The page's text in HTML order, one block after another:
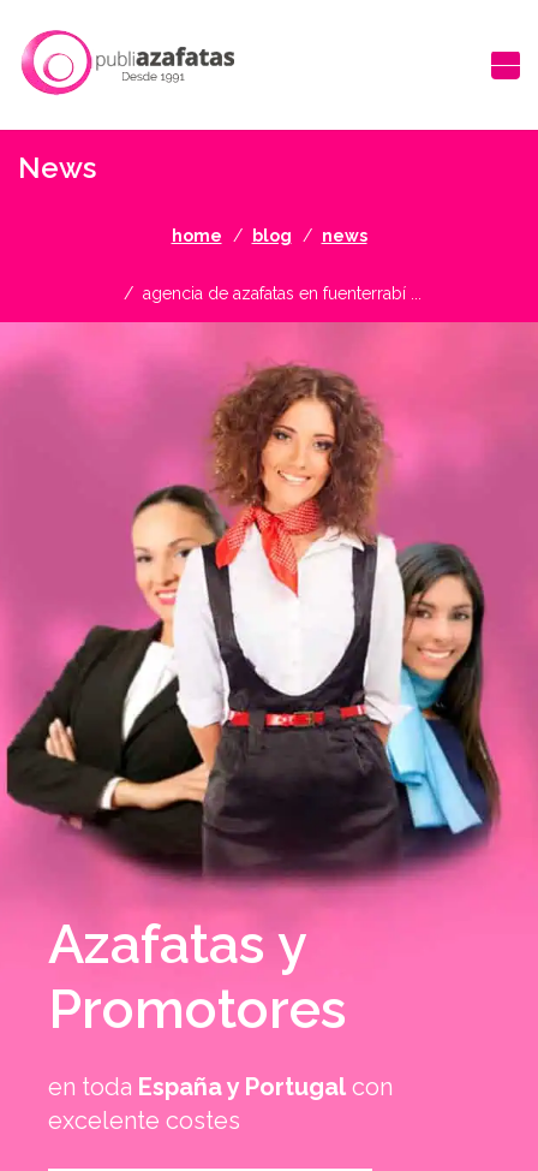
News
home blog news
agencia de azafatas en fuenterrabí ...
Azafatas y
Promotores
en toda España y Portugal con
excelente costes